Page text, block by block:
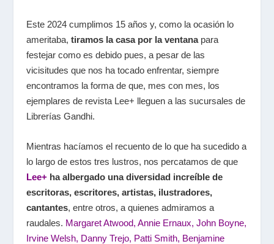
Este 2024 cumplimos 15 años y, como la ocasión lo
ameritaba, tiramos la casa por la ventanapara
festejar como es debido pues, a pesar de las
vicisitudes que nos ha tocado enfrentar, siempre
encontramos la forma de que, mes con mes, los
ejemplares de revista Lee+ lleguen a las sucursales de
Librerías Gandhi.
Mientras hacíamos el recuento de lo que ha sucedido a
lo largo de estos tres lustros, nos percatamos de que
Lee+ha albergado una diversidad increíble de
escritoras, escritores, artistas, ilustradores,
cantantes, entre otros, a quienes admiramos a
raudales. Margaret Atwood, Annie Ernaux, John Boyne,
Irvine Welsh, Danny Trejo, Patti Smith, Benjamine